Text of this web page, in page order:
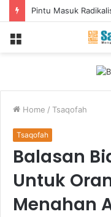
Home / Tsaqofah
Tsaqofah
Balasan
Untuk
Menahan